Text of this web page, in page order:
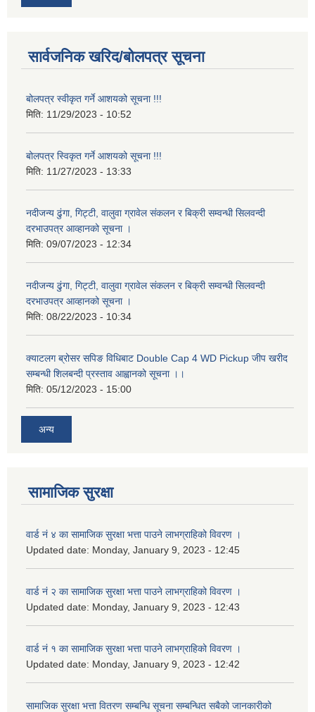
सार्वजनिक खरिद/बोलपत्र सूचना
बोलपत्र स्वीकृत गर्ने आशयको सूचना !!!
मिति: 11/29/2023 - 10:52
बोलपत्र स्विकृत गर्ने आशयको सूचना !!!
मिति: 11/27/2023 - 13:33
नदीजन्य ढुंगा, गिट्टी, वालुवा ग्रावेल संकलन र बिक्री सम्वन्धी सिलवन्दी
दरभाउपत्र आव्हानको सूचना ।
मिति: 09/07/2023 - 12:34
नदीजन्य ढुंगा, गिट्टी, वालुवा ग्रावेल संकलन र बिक्री सम्वन्धी सिलवन्दी
दरभाउपत्र आव्हानको सूचना ।
मिति: 08/22/2023 - 10:34
क्याटलग ब्रोसर सपिङ विधिबाट Double Cap 4 WD Pickup जीप खरीद
सम्बन्धी शिलबन्दी प्रस्ताव आह्वानको सूचना ।।
मिति: 05/12/2023 - 15:00
अन्य
सामाजिक सुरक्षा
वार्ड नं ४ का सामाजिक सुरक्षा भत्ता पाउने लाभग्राहिको विवरण ।
Updated date: Monday, January 9, 2023 - 12:45
वार्ड नं २ का सामाजिक सुरक्षा भत्ता पाउने लाभग्राहिको विवरण ।
Updated date: Monday, January 9, 2023 - 12:43
वार्ड नं १ का सामाजिक सुरक्षा भत्ता पाउने लाभग्राहिको विवरण ।
Updated date: Monday, January 9, 2023 - 12:42
सामाजिक सुरक्षा भत्ता वितरण सम्बन्धि सूचना सम्बन्धित सबैको जानकारीको